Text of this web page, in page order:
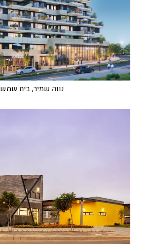
נווה שמיר, בית שמש